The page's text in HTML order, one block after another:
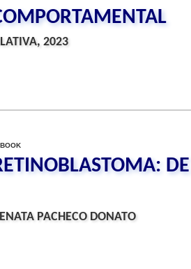
2023
PACHECO DONATO